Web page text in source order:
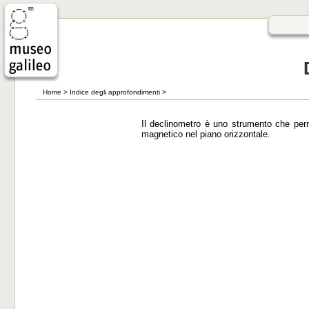
Home > Indice degli approfondimenti >
Il declinometro è uno strumento che
magnetico nel piano orizzontale.